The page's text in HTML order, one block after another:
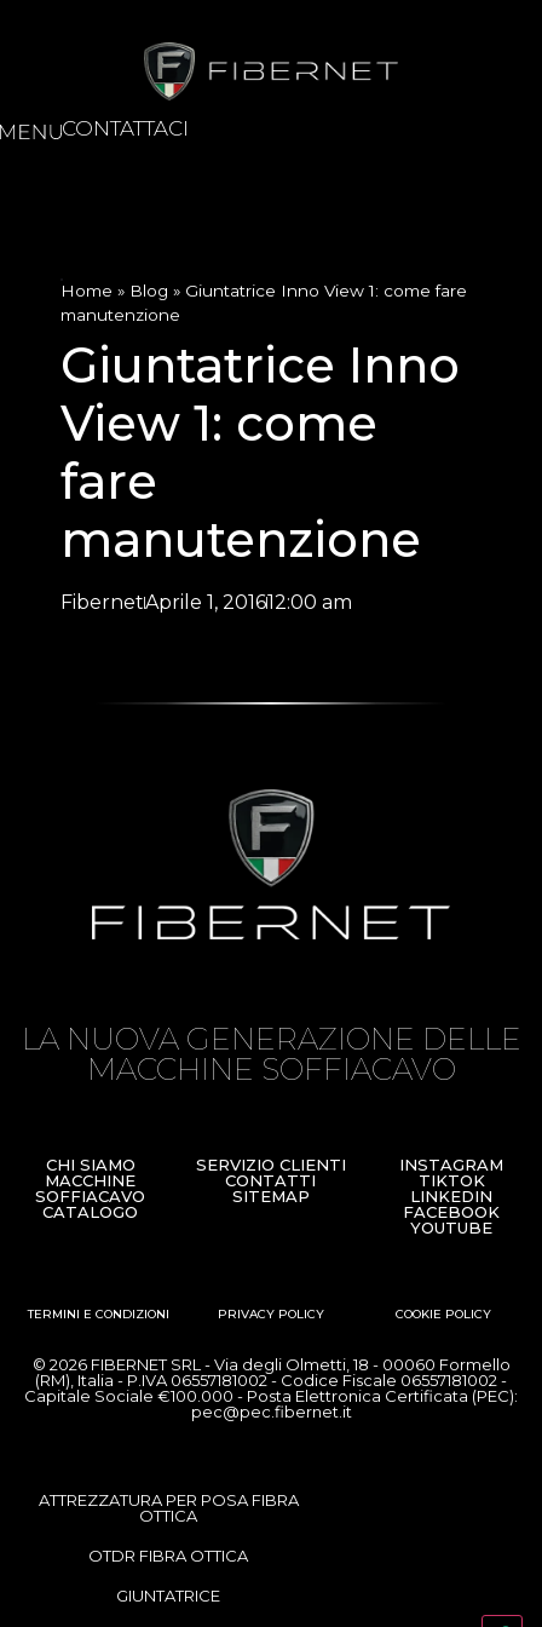
CONTATTACI
Home » Blog » Giuntatrice Inno View 1: come fare
manutenzione
Giuntatrice Inno
View 1: come
fare
manutenzione
FibernetAprile 1, 201612:00 am
LA NUOVA GENERAZIONE DELLE
MACCHINE SOFFIACAVO
CHI SIAMO
MACCHINE
SOFFIACAVO
CATALOGO
SERVIZIO CLIENTI
CONTATTI
SITEMAP
INSTAGRAM
TIKTOK
LINKEDIN
FACEBOOK
YOUTUBE
© 2026 FIBERNET SRL - Via degli Olmetti, 18 - 00060 Formello
(RM), Italia - P.IVA 06557181002 - Codice Fiscale 06557181002 -
Capitale Sociale €100.000 - Posta Elettronica Certificata (PEC):
pec@pec.fibernet.it
TERMINI E CONDIZIONI PRIVACY POLICY COOKIE POLICY
ATTREZZATURA PER POSA FIBRA
OTTICA
OTDR FIBRA OTTICA
GIUNTATRICE